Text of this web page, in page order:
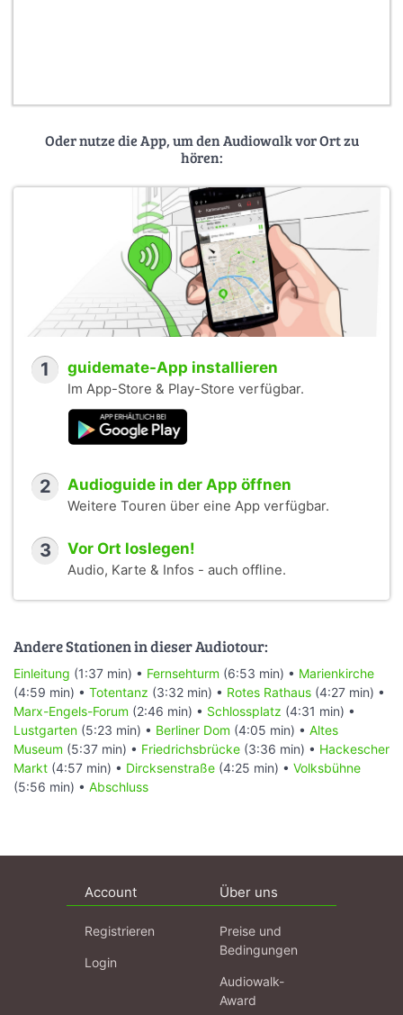
Oder nutze die App, um den Audiowalk vor Ort zu
hören:
1 guidemate-App installieren
Im App-Store & Play-Store verfügbar.
2 Audioguide in der App öffnen
Weitere Touren über eine App verfügbar.
3 Vor Ort loslegen!
Audio, Karte & Infos - auch offline.
Andere Stationen in dieser Audiotour:
Einleitung (1:37 min) • Fernsehturm (6:53 min) • Marienkirche
(4:59 min) • Totentanz (3:32 min) • Rotes Rathaus (4:27 min) •
Marx-Engels-Forum (2:46 min) • Schlossplatz (4:31 min) •
Lustgarten (5:23 min) • Berliner Dom (4:05 min) • Altes
Museum (5:37 min) • Friedrichsbrücke (3:36 min) • Hackescher
Markt (4:57 min) • Dircksenstraße (4:25 min) • Volksbühne
(5:56 min) • Abschluss
Account
Registrieren
Login
Über uns
Preise und
Bedingungen
Audiowalk-
Award